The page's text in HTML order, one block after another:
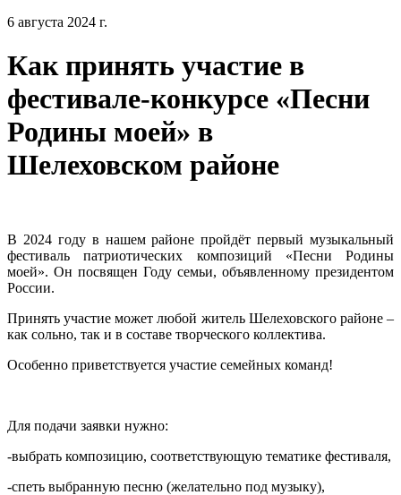
6 августа 2024 г.
Как принять участие в
фестивале-конкурсе «Песни
Родины моей» в
Шелеховском районе
В 2024 году в нашем районе пройдёт первый музыкальный
фестиваль патриотических композиций «Песни Родины
моей». Он посвящен Году семьи, объявленному президентом
России.
Принять участие может любой житель Шелеховского районе –
как сольно, так и в составе творческого коллектива.
Особенно приветствуется участие семейных команд!
Для подачи заявки нужно:
-выбрать композицию, соответствующую тематике фестиваля,
-спеть выбранную песню (желательно под музыку),